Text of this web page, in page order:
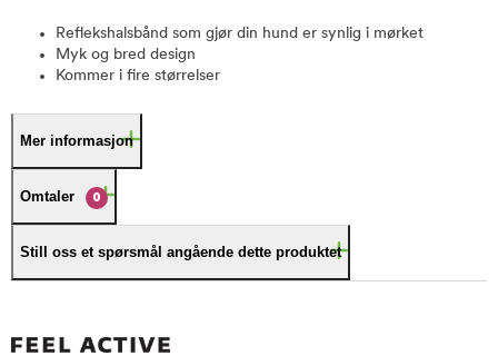
Reflekshalsbånd som gjør din hund er synlig i mørket
Myk og bred design
Kommer i fire størrelser
Mer informasjon
Omtaler 0
Still oss et spørsmål angående dette produktet